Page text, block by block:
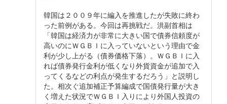
韓国は２００９年に編入を推進したが失敗に終わ
った前例がある。今回は再挑戦だ。洪副首相は
「韓国は経済力が非常に大きい国で債券信頼度が
高いのにＷＧＢＩに入っていないという理由で金
利が少し上がる（債券価格下落）。ＷＧＢＩに入
れば債券発行金利が低くなり外貨資金が追加で入
ってくるなどの利点が発生するだろう」と説明し
た。相次ぐ追加補正予算編成で国債発行量が大き
く増えた状況でＷＧＢＩ入りにより外国人投資の